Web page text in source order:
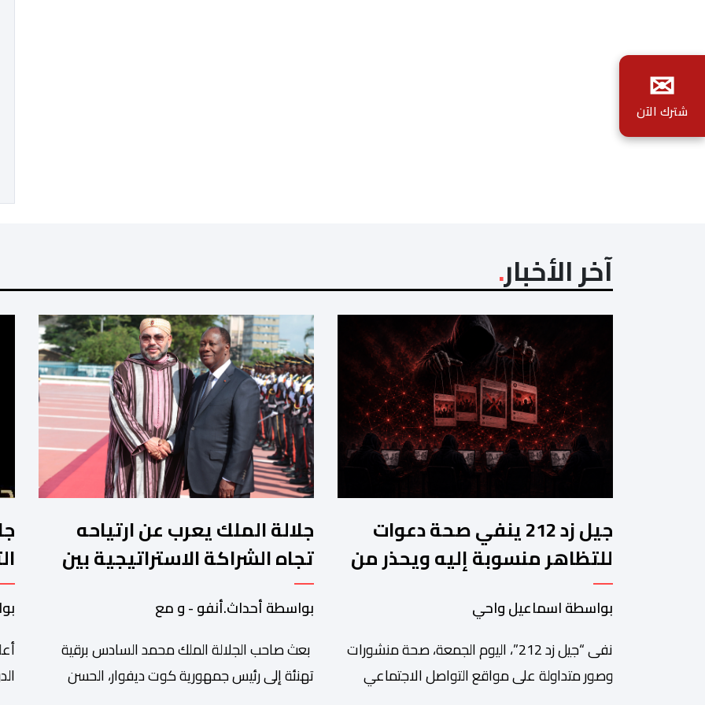
آخر الأخبار
جيل زد 212 ينفي صحة دعوات
للتظاهر منسوبة إليه ويحذر من
منشورات مفبركة
بواسطة اسماعيل واحي
نفى “جيل زد 212”، اليوم الجمعة، صحة منشورات
وصور متداولة على مواقع التواصل الاجتماعي
جلالة الملك يعرب عن ارتياحه
تجاه الشراكة الاستراتيجية بين
المغرب والكوت ديفوار
بواسطة أحداث.أنفو - و مع
بعث صاحب الجلالة الملك محمد السادس برقية
تهنئة إلى رئيس جمهورية كوت ديفوار، الحسن
✉
شترك الآن